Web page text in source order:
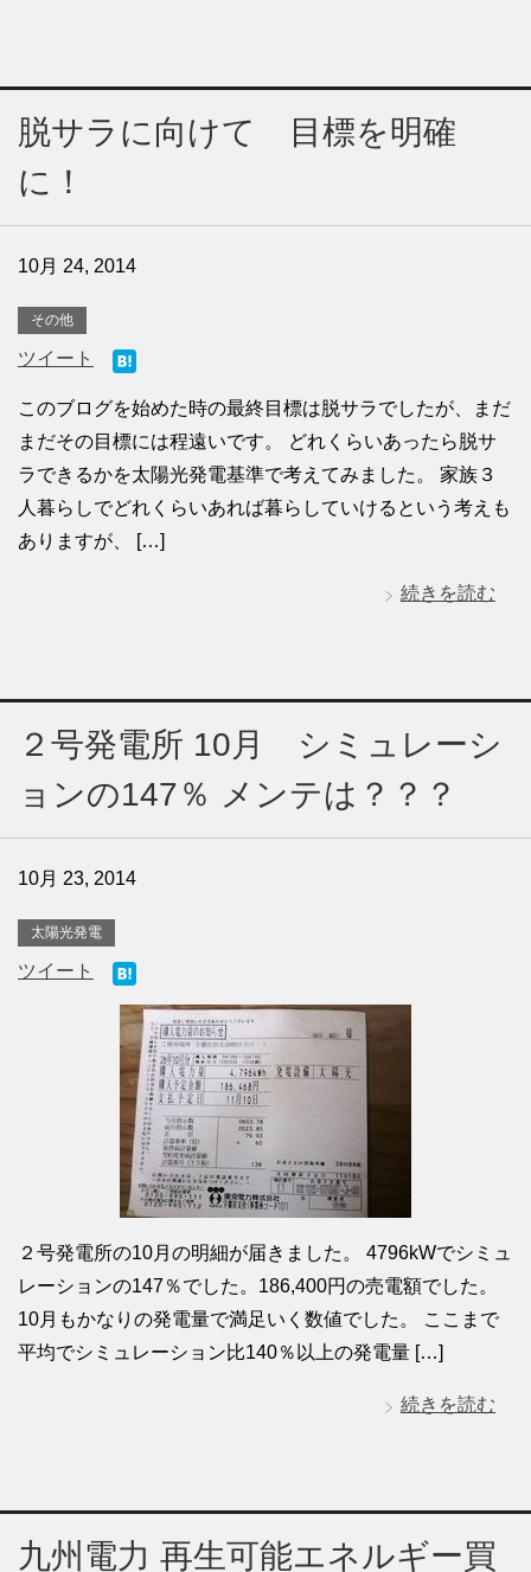
脱サラに向けて 目標を明確
に！
10月 24, 2014
その他
ツイート
このブログを始めた時の最終目標は脱サラでしたが、まだ
まだその目標には程遠いです。 どれくらいあったら脱サ
ラできるかを太陽光発電基準で考えてみました。 家族３
人暮らしでどれくらいあれば暮らしていけるという考えも
ありますが、 […]
続きを読む
２号発電所 10月 シミュレーシ
ョンの147％ メンテは？？？
10月 23, 2014
太陽光発電
ツイート
２号発電所の10月の明細が届きました。 4796kWでシミュ
レーションの147％でした。186,400円の売電額でした。
10月もかなりの発電量で満足いく数値でした。 ここまで
平均でシミュレーション比140％以上の発電量 […]
続きを読む
九州電力 再生可能エネルギー買